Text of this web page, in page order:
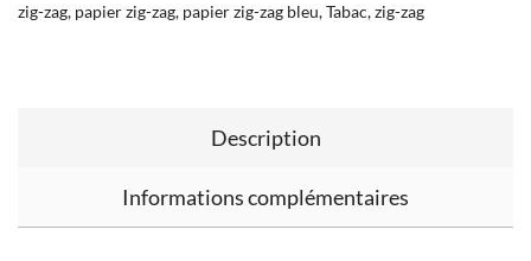
zig-zag, papier zig-zag, papier zig-zag bleu,Tabac,zig-zag
Description
Informations complémentaires